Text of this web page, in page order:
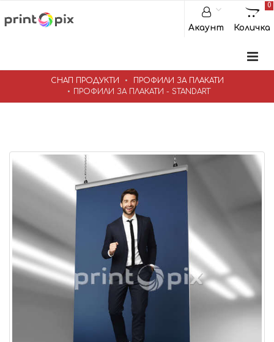
Акаунт
0
Количка
СНАП ПРОДУКТИ
ПРОФИЛИ ЗА ПЛАКАТИ
ПРОФИЛИ ЗА ПЛАКАТИ - STANDART